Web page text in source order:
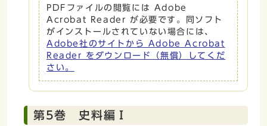
PDFファイルの閲覧には Adobe
Acrobat Reader が必要です。同ソフト
がインストールされていない場合には、
Adobe社のサイトから Adobe Acrobat
Reader をダウンロード（無償）してくだ
さい。
第5巻 史料編Ⅰ